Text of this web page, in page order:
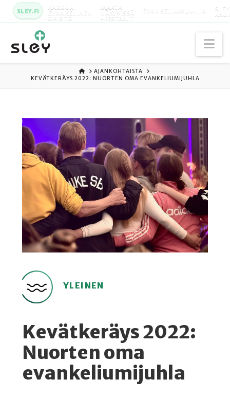
SLEY.FI KARKUN
EVANKELINEN
OPISTO
MAATA
NÄKYVISSÄ
-FESTARIT
EVANKELIUMIJUHLA
ETUSIVU
AJANKOHTAISTA
KEVÄTKERÄYS 2022: NUORTEN OMA EVANKELIUMIJUHLA
YLEINEN
Kevätkeräys 2022:
Nuorten oma
evankeliumijuhla